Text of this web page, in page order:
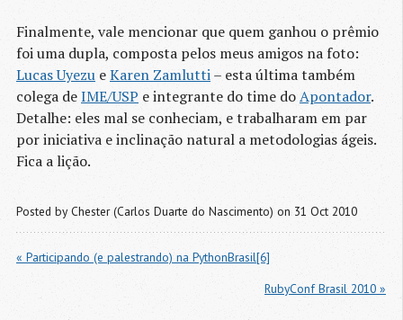
Finalmente, vale mencionar que quem ganhou o prêmio
foi uma dupla, composta pelos meus amigos na foto:
Lucas Uyezu eKaren Zamlutti– esta última também
colega deIME/USP e integrante do time doApontador.
Detalhe: eles mal se conheciam, e trabalharam em par
por iniciativa e inclinação natural a metodologias ágeis.
Fica a lição.
Posted by Chester (Carlos Duarte do Nascimento) on 31 Oct 2010
« Participando (e palestrando) na PythonBrasil[6]
RubyConf Brasil 2010 »